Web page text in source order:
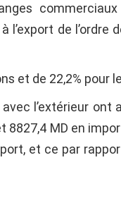
de l’ordre
et de 22,2% pour
l’extérieur ont
8827,4 MD en
et ce par